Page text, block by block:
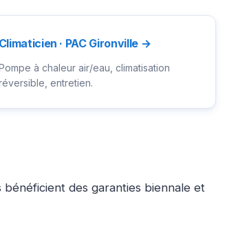
Climaticien · PAC Gironville →
Pompe à chaleur air/eau, climatisation
entretien.
des garanties biennale et